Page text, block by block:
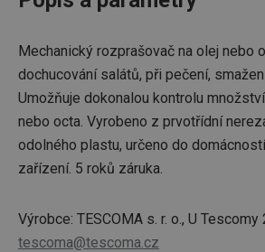
Mechanický rozprašovač na olej nebo
dochucování salátů, při pečení,
Umožňuje dokonalou kontrolu
nebo octa. Vyrobeno z prvotřídní
odolného plastu, určeno do
zařízení. 5 roků záruka.
Výrobce: TESCOMA s. r. o., U
tescoma@tescoma.cz